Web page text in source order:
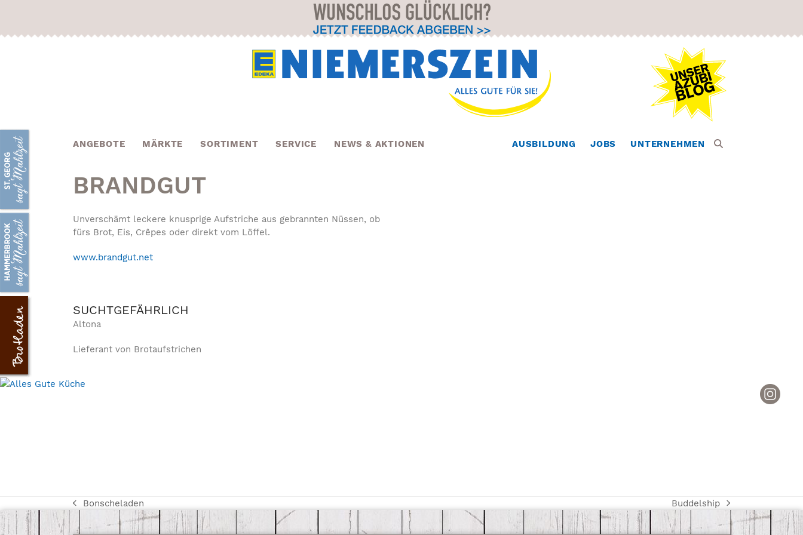
content
ANGEBOTE MÄRKTE SORTIMENT SERVICE NEWS & AKTIONEN UNTERNEHMEN
JOBS
AUSBILDUNG
BRANDGUT
Unverschämt leckere knusprige Aufstriche aus gebrannten Nüssen, ob
fürs Brot, Eis, Crêpes oder direkt vom Löffel.
www.brandgut.net
SUCHTGEFÄHRLICH
Altona
Lieferant von Brotaufstrichen
vorheriger
Bonscheladen
Nächster
Beitrag:
Buddelship